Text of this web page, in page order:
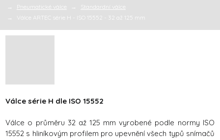
Pneumatické válce
Standardní válce
Válce ARTEC série H - ISO 15552 - 32 až 125 mm
Válce série H dle ISO 15552
Válce o průměru 32 až 125 mm vyrobené podle normy ISO
15552 s hliníkovým profilem pro upevnění všech typů snímačů